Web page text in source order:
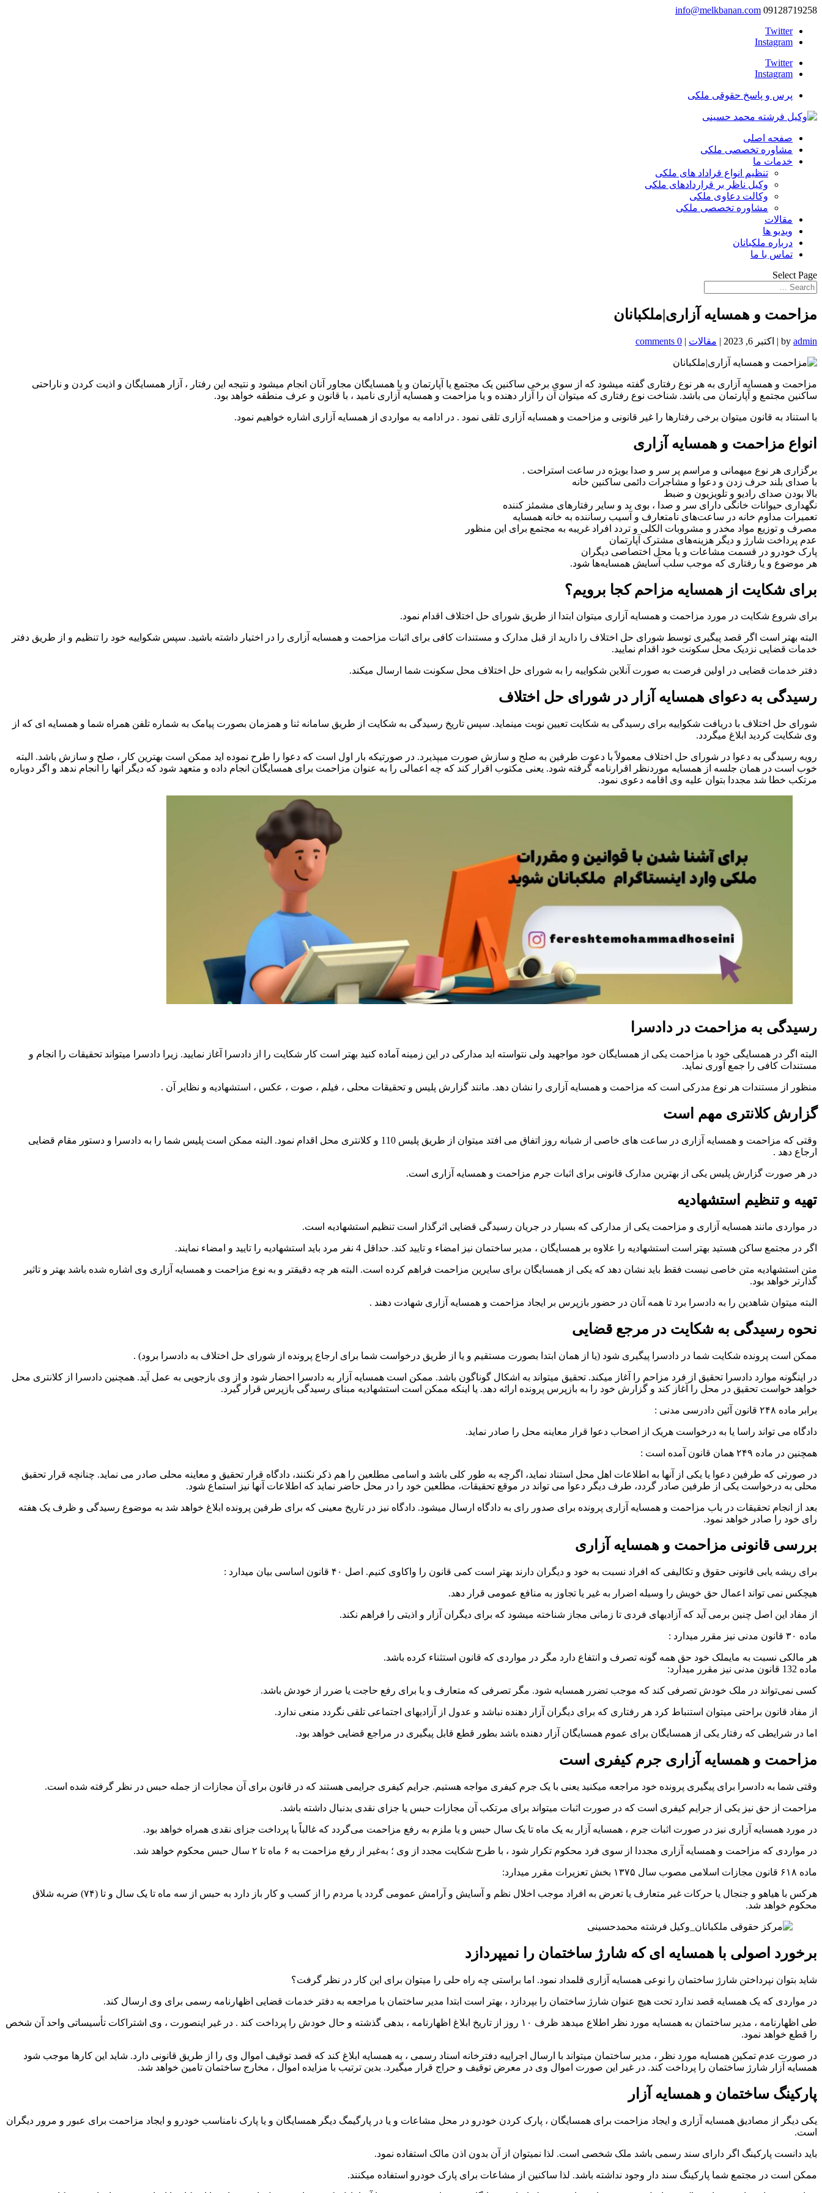
09128719258
info@melkbanan.com
Twitter
Instagram
Twitter
Instagram
پرس و پاسخ حقوقی ملکی
صفحه اصلی
مشاوره تخصصی ملکی
خدمات ما
تنظیم انواع قراداد های ملکی
وکیل ناظر بر قراردادهای ملکی
وکالت دعاوی ملکی
مشاوره تخصصی ملکی
مقالات
ویدیو ها
درباره ملکبانان
تماس با ما
Select Page
مزاحمت و همسایه آزاری|ملکبانان
by admin
| اکتبر 6, 2023 | مقالات |
0 comments
مزاحمت و همسایه آزاری به هر نوع رفتاری گفته میشود که از سوی برخی ساکنین یک مجتمع یا آپارتمان و یا همسایگان مجاور آنان انجام میشود و نتیجه این رفتار ، آزار همسایگان و اذیت کردن و ناراحتی
ساکنین مجتمع و آپارتمان می باشد. شناخت نوع رفتاری که میتوان آن را آزار دهنده و یا مزاحمت و همسایه آزاری نامید ، با قانون و عرف منطقه خواهد بود.
با استناد به قانون میتوان برخی رفتارها را غیر قانونی و مزاحمت و همسایه آزاری تلقی نمود . در ادامه به مواردی از همسایه آزاری اشاره خواهیم نمود.
انواع مزاحمت و همسایه آزاری
برگزاری هر نوع میهمانی و مراسم پر سر و صدا بویژه در ساعت استراحت .
با صدای بلند حرف زدن و دعوا و مشاجرات دائمی ساکنین خانه
بالا بودن صدای رادیو و تلویزیون و ضبط
نگهداری حیوانات خانگی دارای سر و صدا ، بوی بد و سایر رفتارهای مشمئز کننده
تعمیرات مداوم خانه در ساعت‌های نامتعارف و آسیب رساننده به خانه همسایه
مصرف و توزیع مواد مخدر و مشروبات الکلی و تردد افراد غریبه به مجتمع برای این منظور
عدم پرداخت شارژ و دیگر هزینه‌های مشترک آپارتمان
پارک خودرو در قسمت مشاعات و یا محل اختصاصی دیگران
هر موضوع و یا رفتاری که موجب سلب آسایش همسایه‌ها شود.
برای شکایت از همسایه مزاحم کجا برویم؟
برای شروع شکایت در مورد مزاحمت و همسایه آزاری میتوان ابتدا از طریق شورای حل اختلاف اقدام نمود.
البته بهتر است اگر قصد پیگیری توسط شورای حل اختلاف را دارید از قبل مدارک و مستندات کافی برای اثبات مزاحمت و همسایه آزاری را در اختیار داشته باشید. سپس شکواییه خود را تنظیم و از طریق دفتر
خدمات قضایی نزدیک محل سکونت خود اقدام نمایید.
دفتر خدمات قضایی در اولین فرصت به صورت آنلاین شکواییه را به شورای حل اختلاف محل سکونت شما ارسال میکند.
رسیدگی به دعوای همسایه آزار در شورای حل اختلاف
شورای حل اختلاف با دریافت شکواییه برای رسیدگی به شکایت تعیین نوبت مینماید. سپس تاریخ رسیدگی به شکایت از طریق سامانه ثنا و همزمان بصورت پیامک به شماره تلفن همراه شما و همسایه ای که از
وی شکایت کردید ابلاغ میگردد.
رویه رسیدگی به دعوا در شورای حل اختلاف معمولاً با دعوت طرفین به صلح و سازش صورت میپذیرد. در صورتیکه بار اول است که دعوا را طرح نموده اید ممکن است بهترین کار ، صلح و سازش باشد. البته
خوب است در همان جلسه از همسایه موردنظر اقرارنامه گرفته شود. یعنی مکتوب اقرار کند که چه اعمالی را به عنوان مزاحمت برای همسایگان انجام داده و متعهد شود که دیگر آنها را انجام ندهد و اگر دوباره
مرتکب خطا شد مجددا بتوان علیه وی اقامه دعوی نمود.
رسیدگی به مزاحمت در دادسرا
البته اگر در همسایگی خود با مزاحمت یکی از همسایگان خود مواجهید ولی نتواسته اید مدارکی در این زمینه آماده کنید بهتر است کار شکایت را از دادسرا آغاز نمایید. زیرا دادسرا میتواند تحقیقات را انجام و
مستندات کافی را جمع آوری نماید.
منظور از مستندات هر نوع مدرکی است که مزاحمت و همسایه آزاری را نشان دهد. مانند گزارش پلیس و تحقیقات محلی ، فیلم ، صوت ، عکس ، استشهادیه و نظایر آن .
گزارش کلانتری مهم است
وقتی که مزاحمت و همسایه آزاری در ساعت های خاصی از شبانه روز اتفاق می افتد میتوان از طریق پلیس 110 و کلانتری محل اقدام نمود. البته ممکن است پلیس شما را به دادسرا و دستور مقام قضایی
ارجاع دهد .
در هر صورت گزارش پلیس یکی از بهترین مدارک قانونی برای اثبات جرم مزاحمت و همسایه آزاری است.
تهیه و تنظیم استشهادیه
در مواردی مانند همسایه آزاری و مزاحمت یکی از مدارکی که بسیار در جریان رسیدگی قضایی اثرگذار است تنظیم استشهادیه است.
اگر در مجتمع ساکن هستید بهتر است استشهادیه را علاوه بر همسایگان ، مدیر ساختمان نیز امضاء و تایید کند. حداقل 4 نفر مرد باید استشهادیه را تایید و امضاء نمایند.
متن استشهادیه متن خاصی نیست فقط باید نشان دهد که یکی از همسایگان برای سایرین مزاحمت فراهم کرده است. البته هر چه دقیقتر و به نوع مزاحمت و همسایه آزاری وی اشاره شده باشد بهتر و تاثیر
گذارتر خواهد بود.
البته میتوان شاهدین را به دادسرا برد تا همه آنان در حضور بازپرس بر ایجاد مزاحمت و همسایه آزاری شهادت دهند .
نحوه رسیدگی به شکایت در مرجع قضایی
ممکن است پرونده شکایت شما در دادسرا پیگیری شود (یا از همان ابتدا بصورت مستقیم و یا از طریق درخواست شما برای ارجاع پرونده از شورای حل اختلاف به دادسرا برود) .
در اینگونه موارد دادسرا تحقیق از فرد مزاحم را آغاز میکند. تحقیق میتواند به اشکال گوناگون باشد. ممکن است همسایه آزار به دادسرا احضار شود و از وی بازجویی به عمل آید. همچنین دادسرا از کلانتری محل
خواهد خواست تحقیق در محل را آغاز کند و گزارش خود را به بازپرس پرونده ارائه دهد. یا اینکه ممکن است استشهادیه مبنای رسیدگی بازپرس قرار گیرد.
برابر ماده ۲۴۸ قانون آئین دادرسی مدنی :
دادگاه می تواند راسا یا به درخواست هریک از اصحاب دعوا قرار معاینه محل را صادر نماید.
همچنین در ماده ۲۴۹ همان قانون آمده است :
در صورتی که طرفین دعوا یا یکی از آنها به اطلاعات اهل محل استناد نماید، اگرچه به طور کلی باشد و اسامی مطلعین را هم ذکر نکنند، دادگاه قرار تحقیق و معاینه محلی صادر می نماید. چنانچه قرار تحقیق
محلی به درخواست یکی از طرفین صادر گردد، طرف دیگر دعوا می تواند در موقع تحقیقات، مطلعین خود را در محل حاضر نماید که اطلاعات آنها نیز استماع شود.
بعد از انجام تحقیقات در باب مزاحمت و همسایه آزاری پرونده برای صدور رای به دادگاه ارسال میشود. دادگاه نیز در تاریخ معینی که برای طرفین پرونده ابلاغ خواهد شد به موضوع رسیدگی و ظرف یک هفته
رای خود را صادر خواهد نمود.
بررسی قانونی مزاحمت و همسایه آزاری
برای ریشه یابی قانونی حقوق و تکالیفی که افراد نسبت به خود و دیگران دارند بهتر است کمی قانون را واکاوی کنیم. اصل ۴۰ قانون اساسی بیان میدارد :
هیچکس نمی تواند اعمال حق خویش را وسیله اضرار به غیر یا تجاوز به منافع عمومی قرار دهد.
از مفاد این اصل چنین برمی آید که آزادیهای فردی تا زمانی مجاز شناخته میشود که برای دیگران آزار و اذیتی را فراهم نکند.
ماده ۳۰ قانون مدنی نیز مقرر میدارد :
هر مالکی نسبت به مایملک خود حق همه گونه تصرف و انتفاع دارد مگر در مواردی که قانون استثناء کرده باشد.
ماده 132 قانون مدنی نیز مقرر میدارد:
کسی نمی‌تواند در ملک خودش تصرفی کند که موجب تضرر همسایه شود. مگر تصرفی که متعارف و یا برای رفع حاجت یا ضرر از خودش باشد.
از مفاد قانون براحتی میتوان استنباط کرد هر رفتاری که برای دیگران آزار دهنده نباشد و عدول از آزادیهای اجتماعی تلقی نگردد منعی ندارد.
اما در شرایطی که رفتار یکی از همسایگان برای عموم همسایگان آزار دهنده باشد بطور قطع قابل پیگیری در مراجع قضایی خواهد بود.
مزاحمت و همسایه آزاری جرم کیفری است
وقتی شما به دادسرا برای پیگیری پرونده خود مراجعه میکنید یعنی با یک جرم کیفری مواجه هستیم. جرایم کیفری جرایمی هستند که در قانون برای آن مجازات از جمله حبس در نظر گرفته شده است.
مزاحمت از حق نیز یکی از جرایم کیفری است که در صورت اثبات میتواند برای مرتکب آن مجازات حبس یا جزای نقدی بدنبال داشته باشد.
در مورد همسایه آزاری نیز در صورت اثبات جرم ، همسایه آزار به یک ماه تا یک سال حبس و یا ملزم به رفع مزاحمت می‌گردد که غالباً با پرداخت جزای نقدی همراه خواهد بود.
در مواردی که مزاحمت و همسایه آزاری مجددا از سوی فرد محکوم تکرار شود ، با طرح شکایت مجدد از وی ؛ به‌غیر از رفع مزاحمت به ۶ ماه تا ۲ سال حبس محکوم خواهد شد.
ماده ۶۱۸ قانون مجازات اسلامی مصوب سال ۱۳۷۵ بخش تعزیرات مقرر میدارد:
هرکس با هیاهو و جنجال یا حرکات غیر متعارف یا تعرض به افراد موجب اخلال نظم و آسایش و آرامش عمومی گردد یا مردم را از کسب و کار باز دارد به حبس از سه ماه تا یک سال و تا (۷۴) ضربه شلاق
محکوم خواهد شد.
برخورد اصولی با همسایه ای که شارژ ساختمان را نمیپردازد
شاید بتوان نپرداختن شارژ ساختمان را نوعی همسایه آزاری قلمداد نمود. اما براستی چه راه حلی را میتوان برای این کار در نظر گرفت؟
در مواردی که یک همسایه قصد ندارد تحت هیچ عنوان شارژ ساختمان را بپردازد ، بهتر است ابتدا مدیر ساختمان با مراجعه به دفتر خدمات قضایی اظهارنامه رسمی برای وی ارسال کند.
طی اظهارنامه ، مدیر ساختمان به همسایه مورد نظر اطلاع میدهد ظرف ۱۰ روز از تاریخ ابلاغ اظهارنامه ، بدهی گذشته و حال خودش را پرداخت کند . در غیر اینصورت ، وی اشتراکات تأسیساتی واحد آن شخص
را قطع خواهد نمود.
در صورت عدم تمکین همسایه مورد نظر ، مدیر ساختمان میتواند با ارسال اجراییه دفترخانه اسناد رسمی ، به همسایه ابلاغ کند که قصد توقیف اموال وی را از طریق قانونی دارد. شاید این کارها موجب شود
همسایه آزار شارژ ساختمان را پرداخت کند. در غیر این صورت اموال وی در معرض توقیف و حراج قرار میگیرد. بدین ترتیب با مزایده اموال ، مخارج ساختمان تامین خواهد شد.
پارکینگ ساختمان و همسایه آزار
یکی دیگر از مصادیق همسایه آزاری و ایجاد مزاحمت برای همسایگان ، پارک کردن خودرو در محل مشاعات و یا در پارگیمگ دیگر همسایگان و یا پارک نامناسب خودرو و ایجاد مزاحمت برای عبور و مرور دیگران
است.
باید دانست پارکینگ اگر دارای سند رسمی باشد ملک شخصی است. لذا نمیتوان از آن بدون اذن مالک استفاده نمود.
ممکن است در مجتمع شما پارکینگ سند دار وجود نداشته باشد. لذا ساکنین از مشاعات برای پارک خودرو استفاده میکنند.